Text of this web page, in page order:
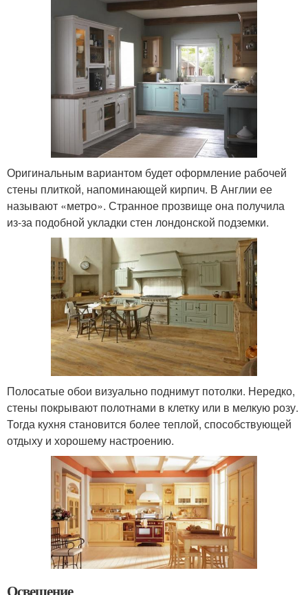
Оригинальным вариантом будет оформление рабочей
стены плиткой, напоминающей кирпич. В Англии ее
называют «метро». Странное прозвище она получила
из-за подобной укладки стен лондонской подземки.
Полосатые обои визуально поднимут потолки. Нередко,
стены покрывают полотнами в клетку или в мелкую розу.
Тогда кухня становится более теплой, способствующей
отдыху и хорошему настроению.